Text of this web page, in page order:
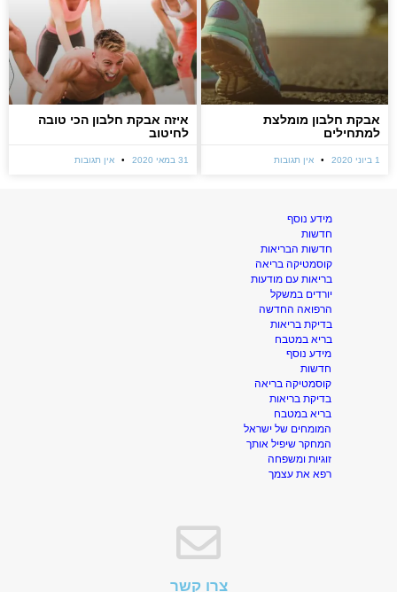
אבקת חלבון מומלצת
למתחילים
1 ביוני 2020 אין תגובות
איזה אבקת חלבון הכי טובה
לחיטוב
31 במאי 2020 אין תגובות
מידע נוסף
חדשות
חדשות הבריאות
קוסמטיקה בריאה
בריאות עם מודעות
יורדים במשקל
הרפואה החדשה
בדיקת בריאות
בריא במטבח
מידע נוסף
חדשות
קוסמטיקה בריאה
בדיקת בריאות
בריא במטבח
המומחים של ישראל
המחקר שיפיל אותך
זוגיות ומשפחה
רפא את עצמך
צרו קשר